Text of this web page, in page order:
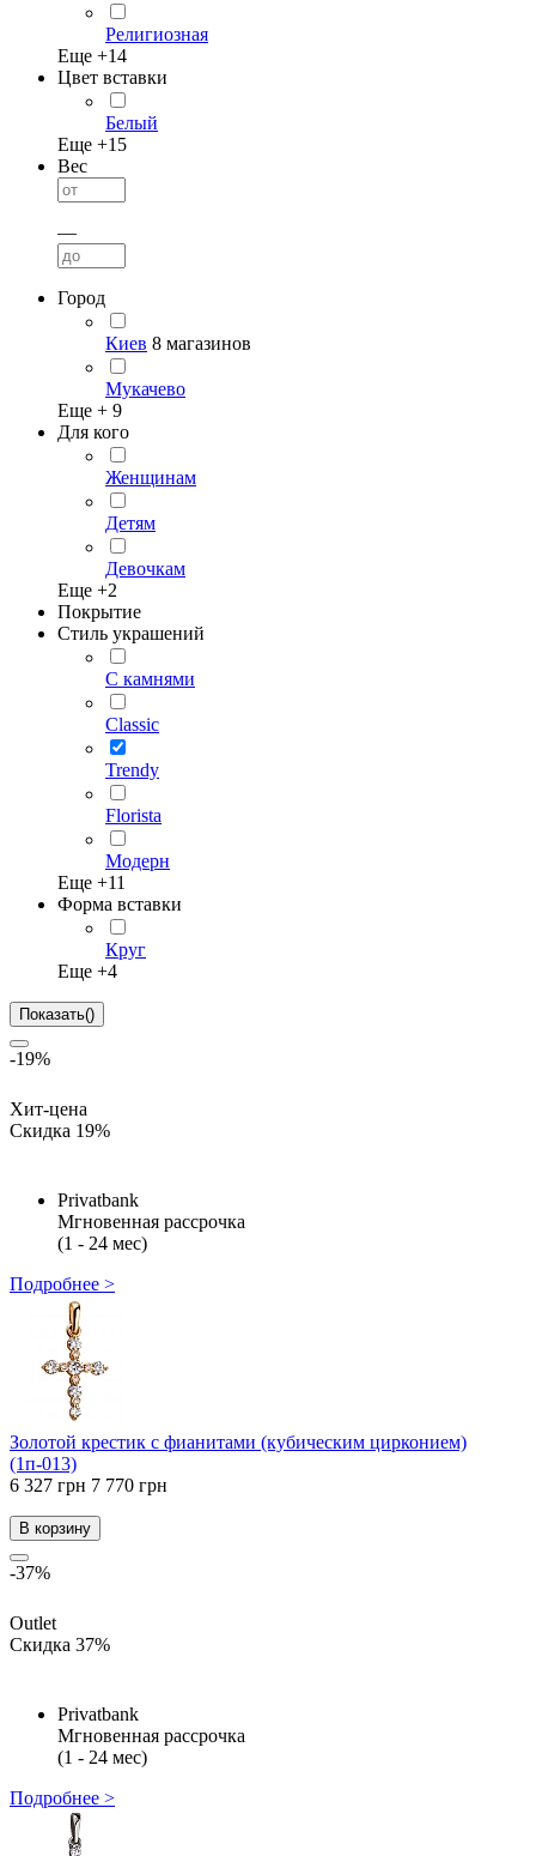
Религиозная
Еще +14
Цвет вставки
Белый
Еще +15
Вес
—
Город
Киев 8 магазинов
Мукачево
Еще + 9
Для кого
Женщинам
Детям
Девочкам
Еще +2
Покрытие
Стиль украшений
С камнями
Classic
Trendy
Florista
Модерн
Еще +11
Форма вставки
Круг
Еще +4
Показать()
-19%
Хит-цена
Скидка 19%
Privatbank
Мгновенная рассрочка
(1 - 24 мес)
Подробнее >
Золотой крестик с фианитами (кубическим цирконием)
(1п-013)
6 327 грн 7 770 грн
В корзину
-37%
Outlet
Скидка 37%
Privatbank
Мгновенная рассрочка
(1 - 24 мес)
Подробнее >